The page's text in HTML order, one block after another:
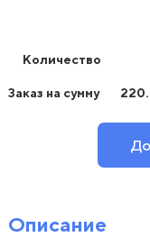
Количество
Заказ на сумму
Описание